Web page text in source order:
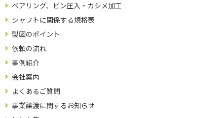
ベアリング、ピン圧入・カシメ加工
シャフトに関係する規格表
製図のポイント
依頼の流れ
事例紹介
会社案内
よくあるご質問
事業譲渡に関するお知らせ